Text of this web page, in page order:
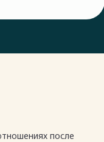
после